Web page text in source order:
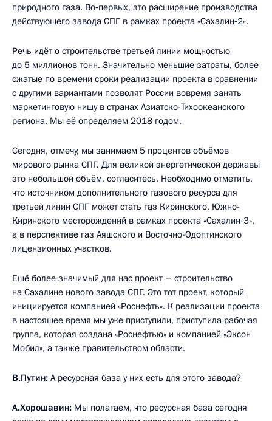
природного газа. Во‑первых, это расширение производства
действующего завода СПГ в рамках проекта «Сахалин‑2».
Речь идёт о строительстве третьей линии мощностью
до 5 миллионов тонн. Значительно меньшие затраты, более
сжатые по времени сроки реализации проекта в сравнении
с другими вариантами позволят России вовремя занять
маркетинговую нишу в странах Азиатско-Тихоокеанского
региона. Мы её определяем 2018 годом.
Сегодня, отмечу, мы занимаем 5 процентов объёмов
мирового рынка СПГ. Для великой энергетической державы
это небольшой объём, согласитесь. Необходимо отметить,
что источником дополнительного газового ресурса для
третьей линии СПГ может стать газ Киринского, Южно-
Киринского месторождений в рамках проекта «Сахалин‑3»,
а в перспективе газ Аяшского и Восточно-Одоптинского
лицензионных участков.
Ещё более значимый для нас проект – строительство
на Сахалине нового завода СПГ. Это тот проект, который
инициируется компанией «Роснефть». К реализации проекта
в настоящее время мы уже приступили, приступила рабочая
группа, которая создана «Роснефтью» и компанией «Эксон
Мобил», а также правительством области.
В.Путин: А ресурсная база у них есть для этого завода?
А.Хорошавин: Мы полагаем, что ресурсная база сегодня